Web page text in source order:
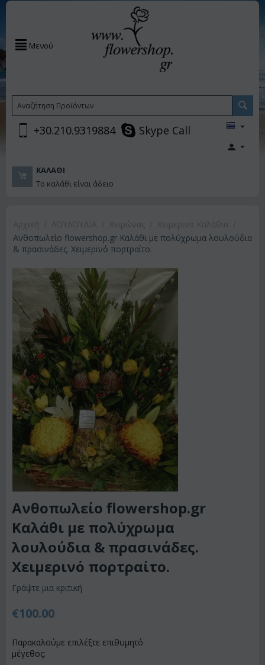
Μενού
+30.210.9319884 Skype Call
ΚΑΛΆΘΙ
Το καλάθι είναι άδειο
Ανθοπωλείο flowershop.gr Καλάθι με πολύχρωμα λουλούδια
& πρασινάδες. Χειμερινό πορτραίτο.
Ανθοπωλείο flowershop.gr
Καλάθι με πολύχρωμα
λουλούδια & πρασινάδες.
Χειμερινό πορτραίτο.
Γράψτε μια κριτική
€100.00
Παρακαλούμε επιλέξτε επιθυμητό
μέγεθος: